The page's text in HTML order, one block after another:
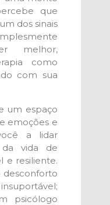
que
dos sinais
melhor,
como
com sua
um espaço
emoções e
a lidar
vida de
e resiliente.
desconforto
psicólogo